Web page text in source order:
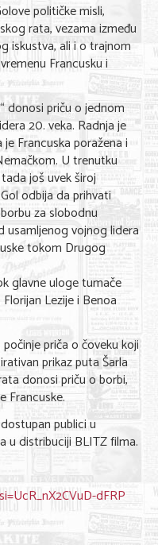
političke misli,
rata, vezama između
iskustva, ali i o trajnom
Francusku i
donosi priču o jednom
20. veka. Radnja je
Francuska poražena i
U trenutku
još uvek široj
odbija da prihvati
za slobodnu
usamljenog vojnog lidera
tokom Drugog
glavne uloge tumače
Lezije i Benoa
priča o čoveku koji
prikaz puta Šarla
donosi priču o borbi,
Francuske.
publici u
u distribuciji BLITZ filma.
dFRP